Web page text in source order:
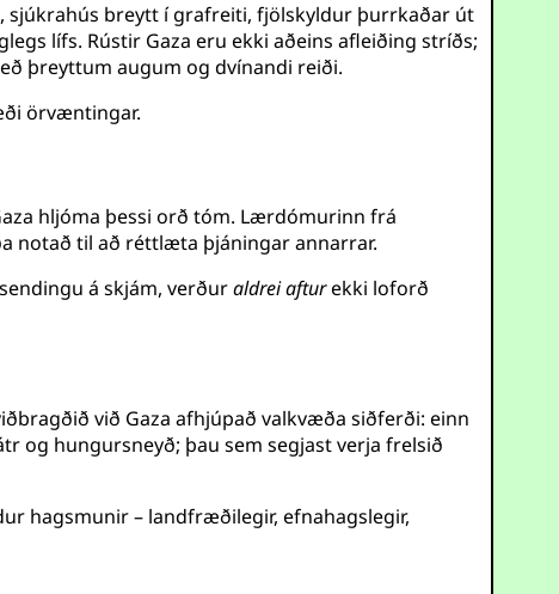
sjúkrahús breytt í grafreiti, fjölskyldur þurrkaðar út
lífs. Rústir Gaza eru ekki aðeins afleiðing stríðs;
þreyttum augum og dvínandi reiði.
örvæntingar.
hljóma þessi orð tóm. Lærdómurinn frá
notað til að réttlæta þjáningar annarrar.
á skjám, verðuraldrei afturekki loforð
við Gaza afhjúpað valkvæða siðferði: einn
og hungursneyð; þau sem segjast verja frelsið
hagsmunir – landfræðilegir, efnahagslegir,